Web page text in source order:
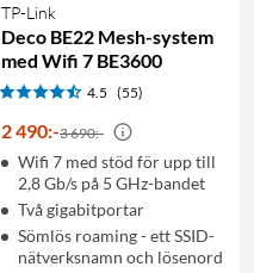
TP-Link
Deco BE22 Mesh-system
med Wifi 7 BE3600
4.5 (55)
2 490:-3 690:-
Wifi 7 med stöd för upp till
2,8 Gb/s på 5 GHz-bandet
Två gigabitportar
Sömlös roaming - ett SSID-
nätverksnamn och lösenord